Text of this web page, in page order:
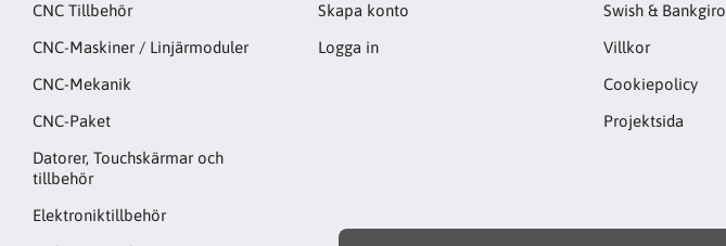
CNC Tillbehör
CNC-Maskiner / Linjärmoduler
CNC-Mekanik
CNC-Paket
Datorer, Touchskärmar och
tillbehör
Elektroniktillbehör
Skapa konto
Logga in
Swish & Bankgiro
Villkor
Cookiepolicy
Projektsida